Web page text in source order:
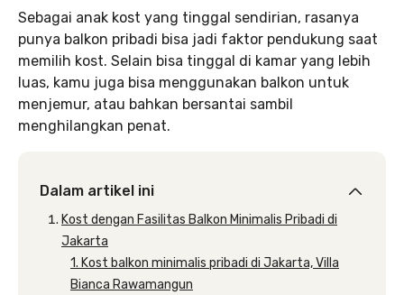
Sebagai anak kost yang tinggal sendirian, rasanya
punya balkon pribadi bisa jadi faktor pendukung saat
memilih kost. Selain bisa tinggal di kamar yang lebih
luas, kamu juga bisa menggunakan balkon untuk
menjemur, atau bahkan bersantai sambil
menghilangkan penat.
Dalam artikel ini
Kost dengan Fasilitas Balkon Minimalis Pribadi di
Jakarta
1. Kost balkon minimalis pribadi di Jakarta, Villa
Bianca Rawamangun